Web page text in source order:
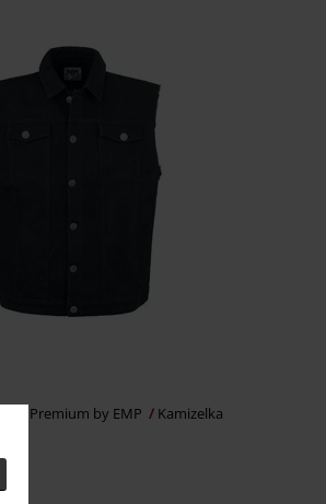
Black Premium by EMP Kamizelka